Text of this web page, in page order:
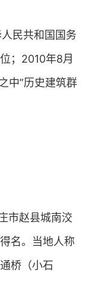
民共和国国务
；2010年8月
中”历史建筑群
市赵县城南洨
名。当地人称
桥（小石